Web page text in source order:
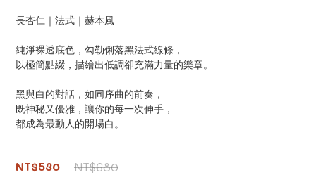
長杏仁｜法式｜赫本風
純淨裸透底色，勾勒俐落黑法式線條，
以極簡點綴，描繪出低調卻充滿力量的樂章。
黑與白的對話，如同序曲的前奏，
既神秘又優雅，讓你的每一次伸手，
都成為最動人的開場白。
NT$530 NT$680